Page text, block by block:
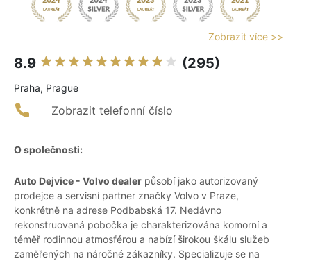
Zobrazit více >>
8.9 (295)
Praha, Prague
Zobrazit telefonní číslo
O společnosti:
Auto Dejvice - Volvo dealer působí jako autorizovaný
prodejce a servisní partner značky Volvo v Praze,
konkrétně na adrese Podbabská 17. Nedávno
rekonstruovaná pobočka je charakterizována komorní a
téměř rodinnou atmosférou a nabízí širokou škálu služeb
zaměřených na náročné zákazníky. Specializuje se na